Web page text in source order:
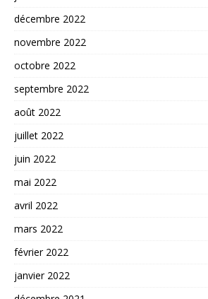
décembre 2022
novembre 2022
octobre 2022
septembre 2022
août 2022
juillet 2022
juin 2022
mai 2022
avril 2022
mars 2022
février 2022
janvier 2022